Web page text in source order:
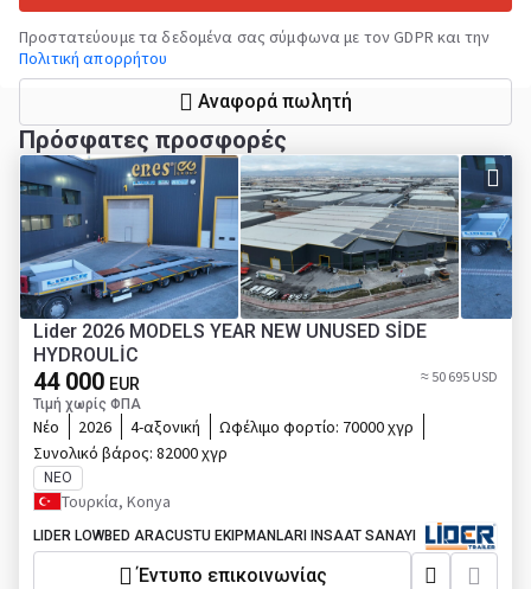
Προστατεύουμε τα δεδομένα σας σύμφωνα με τον GDPR και την
Πολιτική απορρήτου
Αναφορά πωλητή
Πρόσφατες προσφορές
Lider 2026 MODELS YEAR NEW UNUSED SİDE
HYDROULİC
44 000 EUR
Τιμή χωρίς ΦΠΑ
≈ 50 695 USD
Νέο 2026 4-αξονική Ωφέλιμο φορτίο: 70000 χγρ
Συνολικό βάρος: 82000 χγρ
ΝΈΟ
Τουρκία, Konya
LIDER LOWBED ARACUSTU EKIPMANLARI INSAAT SANAYI
Έντυπο επικοινωνίας